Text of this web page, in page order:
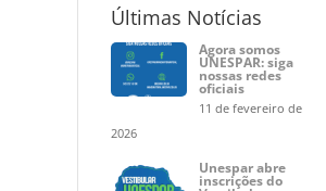
Últimas Notícias
Agora somos
UNESPAR: siga
nossas redes
oficiais
11 de fevereiro de
2026
Unespar abre
inscrições do